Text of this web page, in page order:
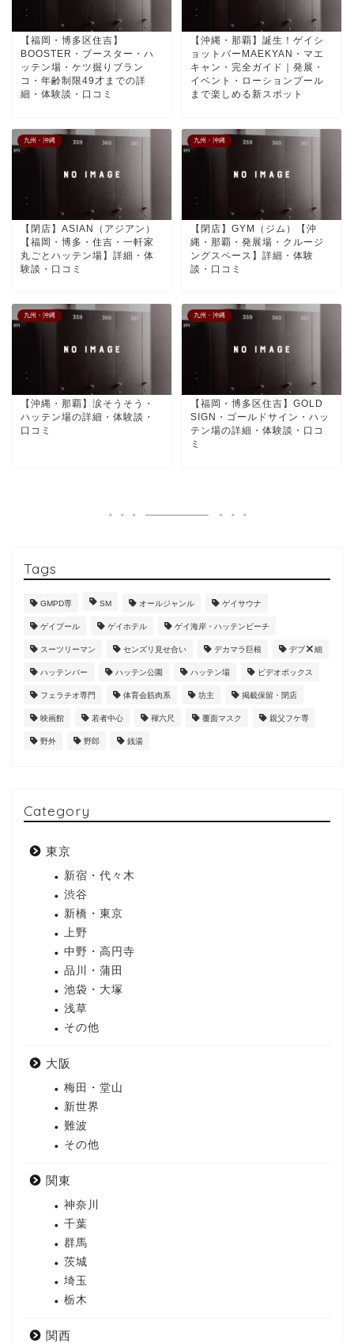
【福岡・博多区住吉】
BOOSTER・ブースター・ハ
ッテン場・ケツ掘りブラン
コ・年齢制限49才までの詳
細・体験談・口コミ
【沖縄・那覇】誕生！ゲイシ
ョットバーMAEKYAN・マエ
キャン・完全ガイド｜発展・
イベント・ローションプール
まで楽しめる新スポット
九州・沖縄
【閉店】ASIAN（アジアン）
【福岡・博多・住吉・一軒家
丸ごとハッテン場】詳細・体
験談・口コミ
九州・沖縄
【閉店】GYM（ジム）【沖
縄・那覇・発展場・クルージ
ングスペース】詳細・体験
談・口コミ
九州・沖縄
【沖縄・那覇】涙そうそう・
ハッテン場の詳細・体験談・
口コミ
九州・沖縄
【福岡・博多区住吉】GOLD
SIGN・ゴールドサイン・ハッ
テン場の詳細・体験談・口コ
ミ
Tags
GMPD専 SM オールジャンル ゲイサウナ
ゲイプール ゲイホテル ゲイ海岸・ハッテンビーチ
スーツリーマン センズリ見せ合い デカマラ巨根 デブ 細
ハッテンバー ハッテン公園 ハッテン場 ビデオボックス
フェラチオ専門 体育会筋肉系 坊主 掲載保留・閉店
映画館 若者中心 褌六尺 覆面マスク 親父フケ専
野外 野郎 銭湯
Category
東京
新宿・代々木
渋谷
新橋・東京
上野
中野・高円寺
品川・蒲田
池袋・大塚
浅草
その他
大阪
梅田・堂山
新世界
難波
その他
関東
神奈川
千葉
群馬
茨城
埼玉
栃木
関西